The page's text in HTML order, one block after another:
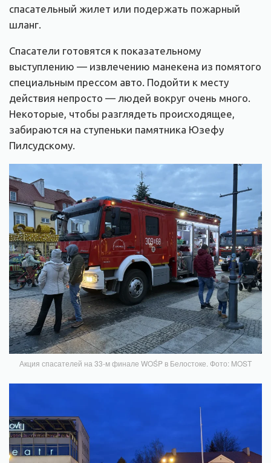
спасательный жилет или подержать пожарный
шланг.
Спасатели готовятся к показательному
выступлению — извлечению манекена из помятого
специальным прессом авто. Подойти к месту
действия непросто — людей вокруг очень много.
Некоторые, чтобы разглядеть происходящее,
забираются на ступеньки памятника Юзефу
Пилсудскому.
Акция спасателей на 33-м финале WOŚP в Белостоке. Фото: MOST